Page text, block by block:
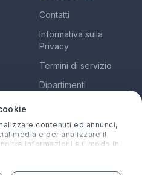
contenuti ed annunci,
media e per analizzare il
informazioni sul modo in
informazioni che hai fornito
Contatti
Informativa sulla
Privacy
Termini di servizio
Dipartimenti